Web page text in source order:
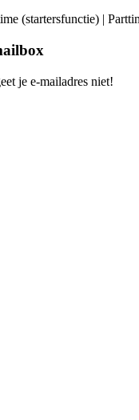
(startersfunctie) |
je e-mailadres niet!